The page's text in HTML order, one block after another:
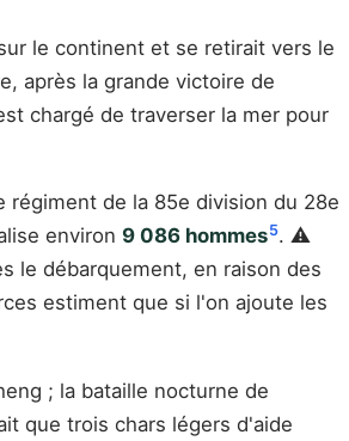
le continent et se retirait vers le
après la grande victoire de
chargé de traverser la mer pour
de la 85e division du 28e
environ 9 086 hommes5. ⚠️
le débarquement, en raison des
estiment que si l'on ajoute les
; la bataille nocturne de
que trois chars légers d'aide